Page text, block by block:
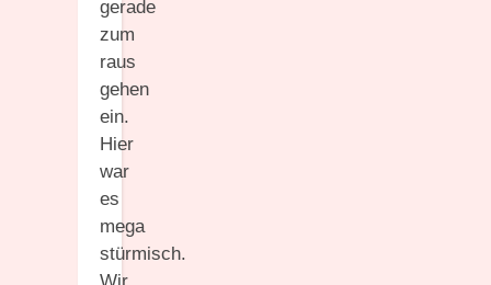
gerade
zum
raus
gehen
ein.
Hier
war
es
mega
stürmisch.